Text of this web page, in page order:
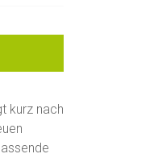
kurz nach